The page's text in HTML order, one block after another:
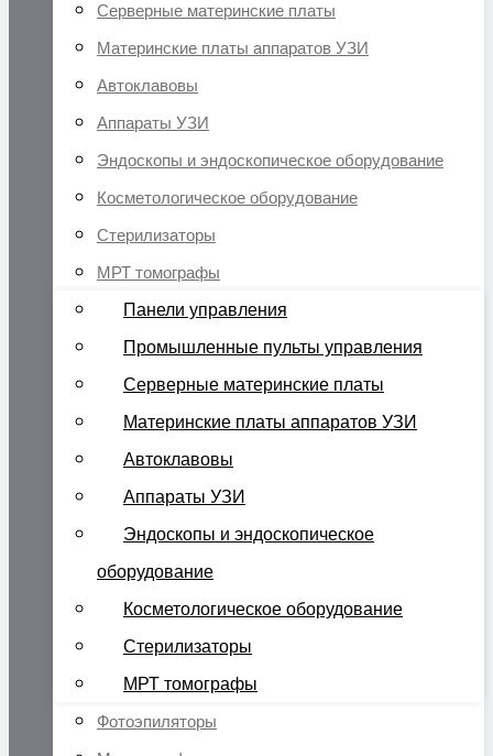
Серверные материнские платы
Материнские платы аппаратов УЗИ
Автоклавовы
Аппараты УЗИ
Эндоскопы и эндоскопическое оборудование
Косметологическое оборудование
Стерилизаторы
МРТ томографы
Панели управления
Промышленные пульты управления
Серверные материнские платы
Материнские платы аппаратов УЗИ
Автоклавовы
Аппараты УЗИ
Эндоскопы и эндоскопическое
оборудование
Косметологическое оборудование
Стерилизаторы
МРТ томографы
Фотоэпиляторы